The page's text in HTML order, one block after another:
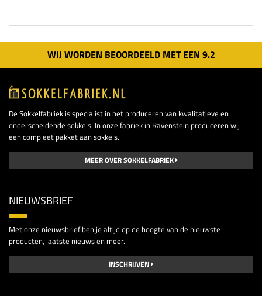
WIJ WORDEN BEOORDEELD MET EEN 9.2
De Sokkelfabriek is specialist in het produceren van kwalitatieve en
onderscheidende sokkels. In onze fabriek in Ravenstein produceren wij
een compleet pakket aan sokkels.
MEER OVER SOKKELFABRIEK
NIEUWSBRIEF
Met onze nieuwsbrief ben je altijd op de hoogte van de nieuwste
producten, laatste nieuws en meer.
INSCHRIJVEN